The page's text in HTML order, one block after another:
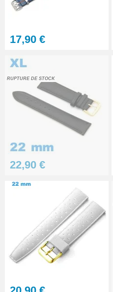
17,90 €
RUPTURE DE STOCK
22,90 €